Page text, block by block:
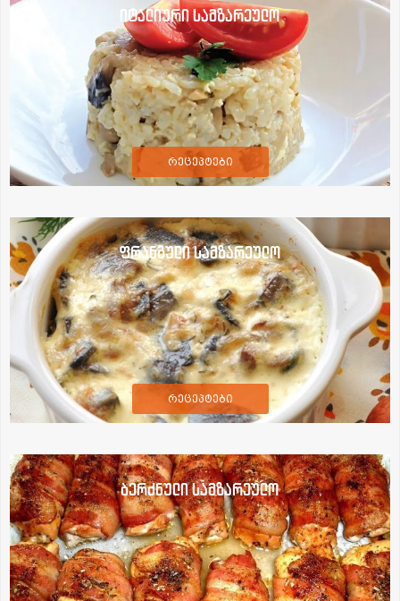
იტალიური სამზარეულო
რეცეპტები
ფრანგული სამზარეულო
რეცეპტები
ბერძნული სამზარეულო